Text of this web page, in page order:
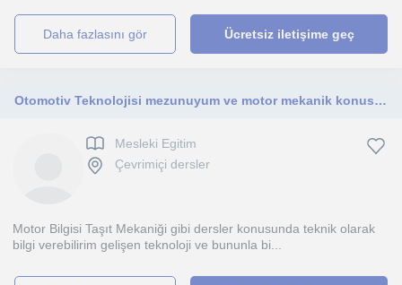
daha fazlasını gör Ücretsiz iletişime geç
Otomotiv Teknolojisi mezunuyum ve motor mekanik konusunda yardımcı olacağım
Mesleki Egitim
Çevrimiçi dersler
Motor Bilgisi Taşıt Mekaniği gibi dersler konusunda teknik olarak
bilgi verebilirim gelişen teknoloji ve bununla bi...